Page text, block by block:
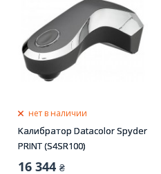
нет в наличии
Kалибратор Datacolor Spyder
PRINT (S4SR100)
16 344 ₴